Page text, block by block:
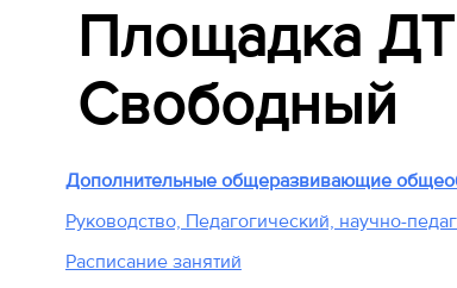
Площадка ДТ
Свободный
Дополнительные общеразвивающие
Руководство, Педагогический, научно-
Расписание занятий